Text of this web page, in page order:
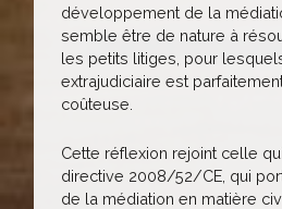
développement de la
semble être de nature à
les petits litiges, pour
extrajudiciaire est
coûteuse.
Cette réflexion rejoint celle
directive 2008/52/CE, qui
de la médiation en matière